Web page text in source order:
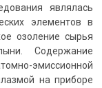
являлась
элементов в
озоление сырья
Содержание
эмиссионной
на приборе